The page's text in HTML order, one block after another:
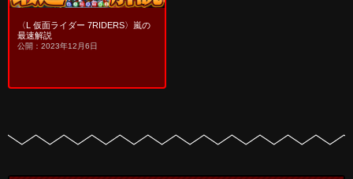
〈L 仮面ライダー 7RIDERS〉嵐の
最速解説
公開：2023年12月6日